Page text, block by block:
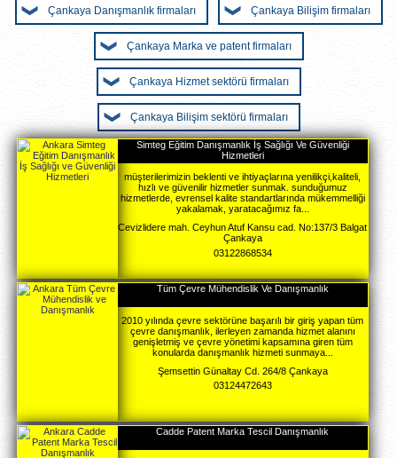
Çankaya Danışmanlık firmaları Çankaya Bilişim firmaları
Çankaya Marka ve patent firmaları
Çankaya Hizmet sektörü firmaları
Çankaya Bilişim sektörü firmaları